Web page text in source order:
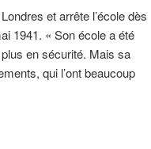
et arrête l’école dès
1941. « Son école a été
en sécurité. Mais sa
qui l’ont beaucoup